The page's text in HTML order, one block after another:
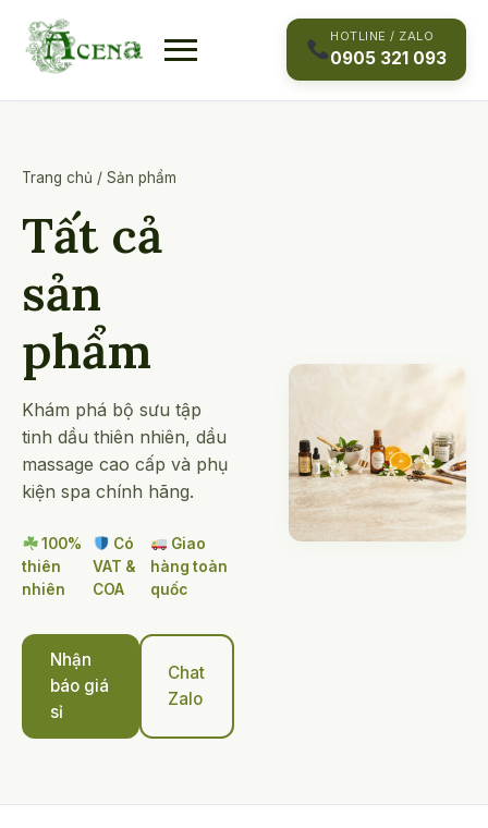
content
HOTLINE / ZALO
0905 321 093
Trang chủ / Sản phẩm
Tất cả
sản
phẩm
Khám phá bộ sưu tập
tinh dầu thiên nhiên, dầu
massage cao cấp và phụ
kiện spa chính hãng.
100%
thiên
nhiên
Có
VAT &
COA
Giao
hàng toàn
quốc
Nhận
báo giá
sỉ
Chat
Zalo